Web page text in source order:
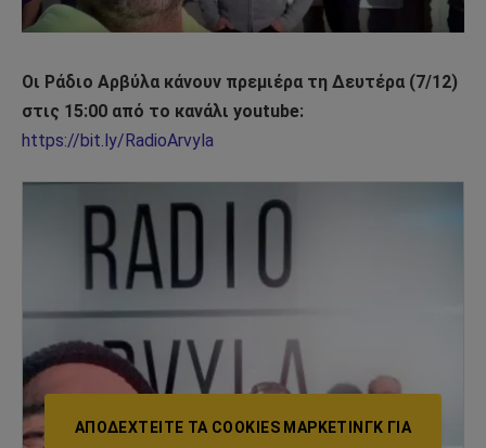
Οι Ράδιο Αρβύλα κάνουν πρεμιέρα τη Δευτέρα (7/12)
στις 15:00 από το κανάλι youtube:
https://bit.ly/RadioArvyla
ΑΠΟΔΕΧΤΕΊΤΕ ΤΑ COOKIES ΜΆΡΚΕΤΙΝΓΚ ΓΙΑ